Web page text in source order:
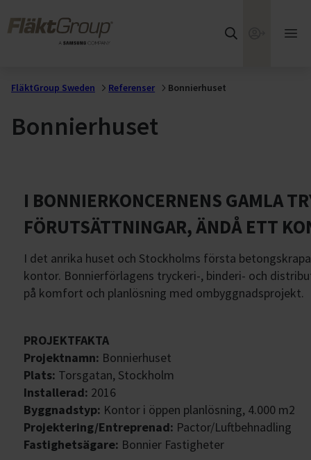
Webshop
FläktGroup Sweden Referenser Bonnierhuset
Bonnierhuset
I BONNIERKONCERNENS GAMLA
FÖRUTSÄTTNINGAR, ÄNDÅ ETT
I det anrika huset och Stockholms första
kontor. Bonnierförlagens tryckeri-, binderi- och
på komfort och planlösning med ombyggnadsprojekt.
PROJEKTFAKTA
Projektnamn: Bonnierhuset
Plats: Torsgatan, Stockholm
Installerad: 2016
Byggnadstyp: Kontor i öppen planlösning, 4.000 m2
Projektering/Entreprenad: Pactor/Luftbehnadling
Fastighetsägare: Bonnier Fastigheter